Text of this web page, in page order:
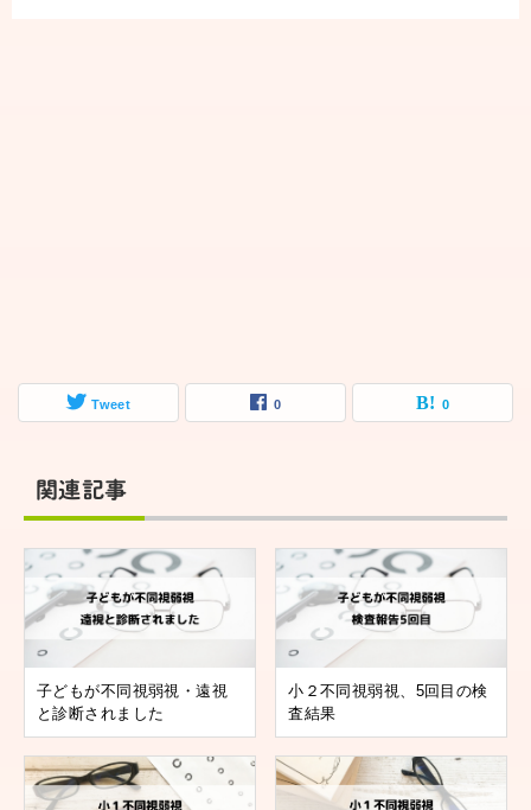
Tweet 0 0
関連記事
子どもが不同視弱視・遠視
と診断されました
小２不同視弱視、5回目の検
査結果